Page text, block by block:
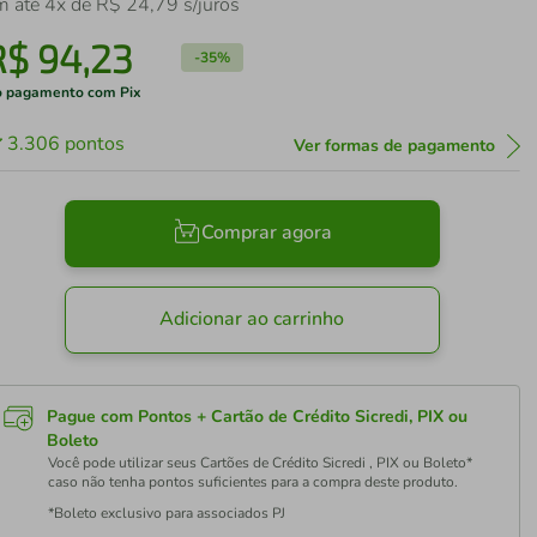
94,23 -35%
pagamento com Pix
3.306 pontos Ver formas de pagamento
Comprar agora
Adicionar ao carrinho
Pague com Pontos + Cartão de Crédito Sicredi, PIX ou
Boleto
Você pode utilizar seus Cartões de Crédito Sicredi , PIX ou Boleto*
caso não tenha pontos suficientes para a compra deste produto.
*Boleto exclusivo para associados PJ